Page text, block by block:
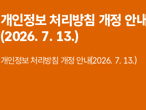
개인정보 처리방침 개정 안내
(2026. 7. 13.)
개인정보 처리방침 개정 안내(2026. 7. 13.)